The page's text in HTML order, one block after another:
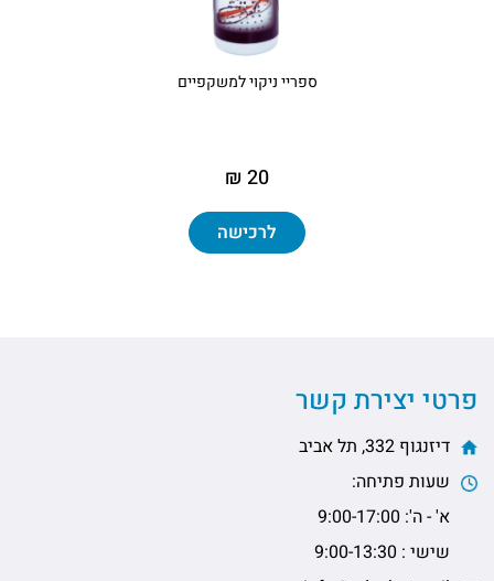
ספריי ניקוי למשקפיים
20 ₪
לרכישה
פרטי יצירת קשר
דיזנגוף 332, תל אביב
שעות פתיחה:
א' - ה': 9:00-17:00
שישי : 9:00-13:30